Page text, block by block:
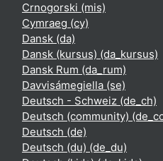
Crnogorski ‎(mis)‎
Cymraeg ‎(cy)‎
Dansk ‎(da)‎
Dansk (kursus) ‎(da_kursus)‎
Dansk Rum ‎(da_rum)‎
Davvisámegiella ‎(se)‎
Deutsch - Schweiz ‎(de_ch)‎
Deutsch (community)
Deutsch ‎(de)‎
Deutsch (du) ‎(de_du)‎